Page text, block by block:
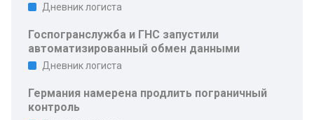
Дневник логиста
Госпогранслужба и ГНС запустили
автоматизированный обмен данными
Дневник логиста
Германия намерена продлить пограничный
контроль